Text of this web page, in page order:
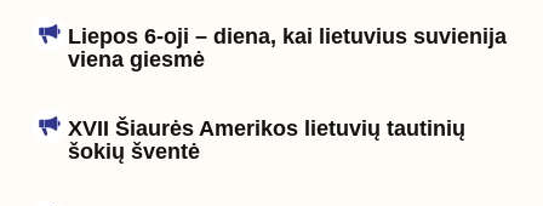
Liepos 6-oji – diena, kai lietuvius suvienija
viena giesmė
XVII Šiaurės Amerikos lietuvių tautinių
šokių šventė